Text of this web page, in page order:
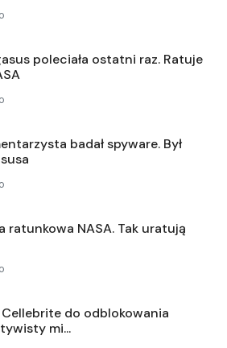
poleciała ostatni raz. Ratuje
badał spyware. Był
ratunkowa NASA. Tak uratują
Cellebrite do odblokowania
mi...